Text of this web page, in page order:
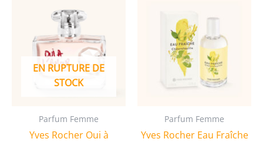
EN RUPTURE DE
STOCK
Parfum Femme
Yves Rocher Oui à
Parfum Femme
Yves Rocher Eau Fraîche